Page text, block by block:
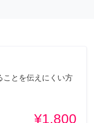
ことを伝えにくい方
¥1,800